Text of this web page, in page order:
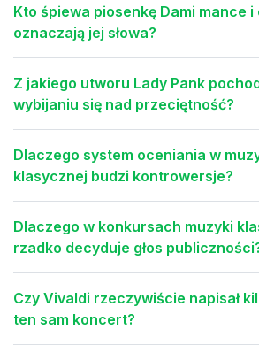
Kto śpiewa piosenkę Dami mance i
oznaczają jej słowa?
Z jakiego utworu Lady Pank
wybijaniu się nad przeciętność?
Dlaczego system oceniania w
klasycznej budzi kontrowersje?
Dlaczego w konkursach muzyki
rzadko decyduje głos
Czy Vivaldi rzeczywiście napisał
ten sam koncert?